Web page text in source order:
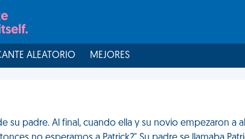
ALEATORIO MEJORES
su padre. Al final, cuando ella y su novio empezaron a